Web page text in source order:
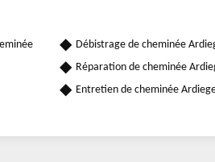
Débistrage de cheminée
Réparation de cheminée
Entretien de cheminée